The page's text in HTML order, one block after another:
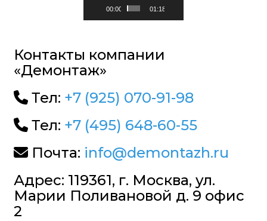
00:00 01:18
Контакты компании
«Демонтаж»
Тел: +7 (925) 070-91-98
Тел: +7 (495) 648-60-55
Почта: info@demontazh.ru
Адрес: 119361, г. Москва, ул.
Марии Поливановой д. 9 офис
2